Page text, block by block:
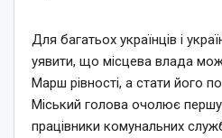
Для багатьох українців і
уявити, що місцева влада
Марш рівності, а стати його
Міський голова очолює першу
працівники комунальних